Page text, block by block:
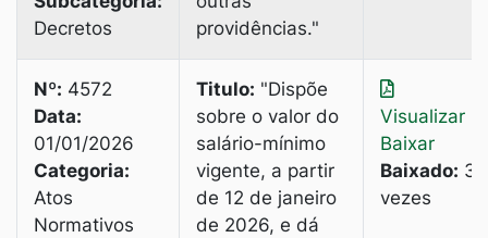
Decretos
providências."
Nº: 4572
Data:
01/01/2026
Categoria:
Atos
Normativos
Titulo: "Dispõe
sobre o valor do
salário-mínimo
vigente, a partir
de 12 de janeiro
de 2026, e dá
Visualizar
Baixar
Baixado: 3
vezes